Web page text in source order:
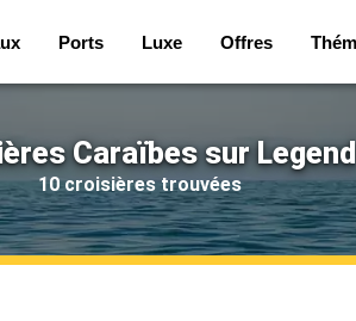
Ports Luxe Offres
Caraïbes sur Legend
10 croisières trouvées